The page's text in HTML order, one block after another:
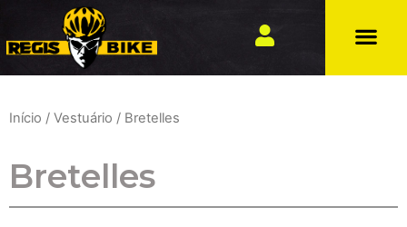
Início / Vestuário / Bretelles
Bretelles